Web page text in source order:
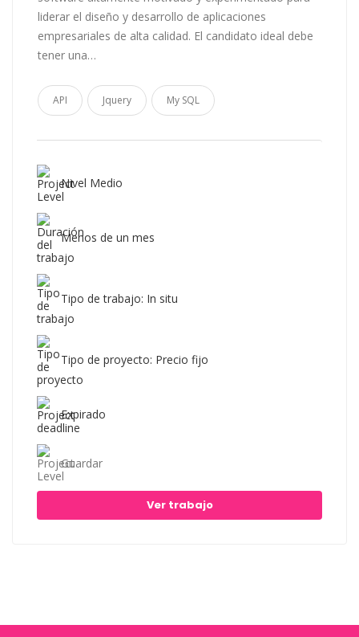
liderar el diseño y desarrollo de aplicaciones
empresariales de alta calidad. El candidato ideal debe
tener una…
API Jquery My SQL
Nivel Medio
Menos de un mes
Tipo de trabajo: In situ
Tipo de proyecto: Precio fijo
Expirado
Guardar
Ver trabajo